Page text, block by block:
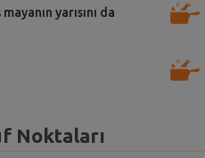
yarısını da
Noktaları